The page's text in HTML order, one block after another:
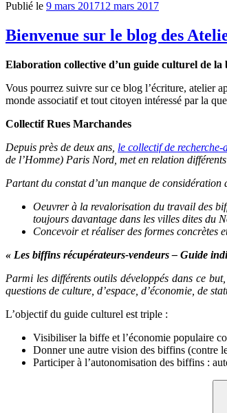
Publié le 9 mars 201712 mars 2017
Bienvenue sur le blog des
Elaboration collective d’un guide culturel de la
Vous pourrez suivre sur ce blog l’écriture, atelier
monde associatif et tout citoyen intéressé par la
Collectif Rues Marchandes
Depuis près de deux ans, le collectif de
de l’Homme) Paris Nord, met en relation
Partant du constat d’un manque de considération
Oeuvrer à la revalorisation du travail des
toujours davantage dans les villes dites du
Concevoir et réaliser des formes concrètes
« Les biffins récupérateurs-vendeurs – Guide
Parmi les différents outils développés dans ce
questions de culture, d’espace, d’économie, de
L’objectif du guide culturel est triple :
Visibiliser la biffe et l’économie populaire
Donner une autre vision des biffins (contre
Participer à l’autonomisation des biffins :